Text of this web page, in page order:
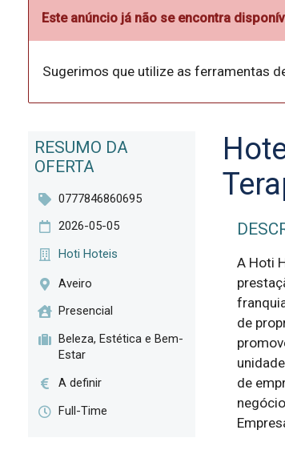
Este anúncio já não se encontra
Sugerimos que utilize as ferramentas
RESUMO DA
OFERTA
0777846860695
2026-05-05
Hoti Hoteis
Aveiro
Presencial
Beleza, Estética e Bem-
Estar
A definir
Full-Time
A Hoti
de
de